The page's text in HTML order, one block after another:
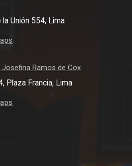
Unión 554, Lima
Ramos de Cox
Plaza Francia, Lima